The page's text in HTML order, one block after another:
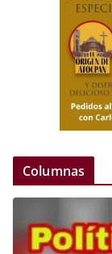
Columnas